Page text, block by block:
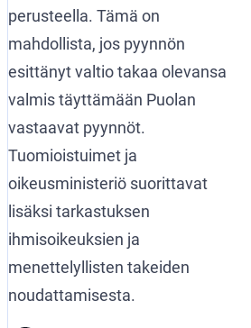
perusteella. Tämä on
mahdollista, jos pyynnön
esittänyt valtio takaa olevansa
valmis täyttämään Puolan
vastaavat pyynnöt.
Tuomioistuimet ja
oikeusministeriö suorittavat
lisäksi tarkastuksen
ihmisoikeuksien ja
menettelyllisten takeiden
noudattamisesta.